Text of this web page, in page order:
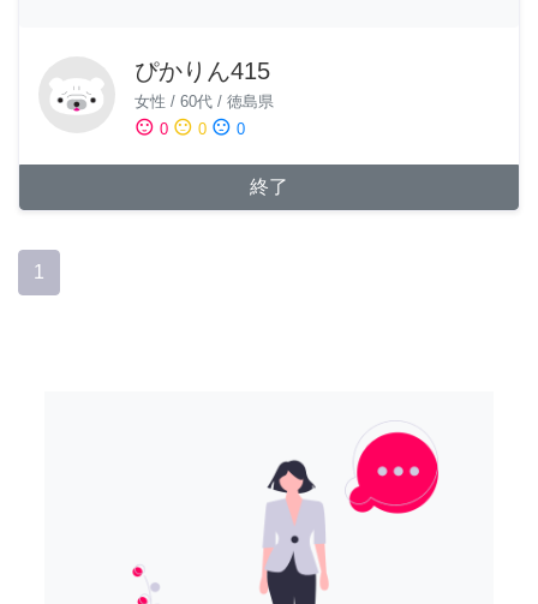
ぴかりん415
女性 / 60代 / 徳島県
sentiment_satisfied 0 sentiment_neutral 0 sentiment_dissatisfied 0
終了
1